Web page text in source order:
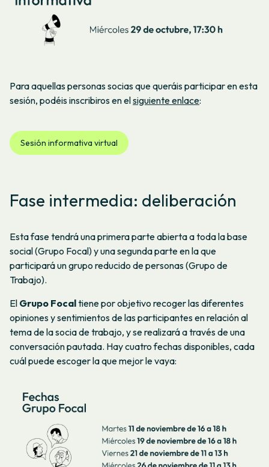
Para aquellas personas socias que queráis participar en esta
sesión, podéis inscribiros en elsiguiente enlace:
Sesión informativa virtual
Fase intermedia: deliberación
Esta fase tendrá una primera parte abierta a toda la base
social (Grupo Focal) y una segunda parte en la que
participará un grupo reducido de personas (Grupo de
Trabajo).
El Grupo Focaltiene por objetivo recoger las diferentes
opiniones y sentimientos de las participantes en relación al
tema de la socia de trabajo, y se realizará a través de una
conversación pautada. Hay cuatro fechas disponibles, cada
cuál puede escoger la que mejor le vaya: